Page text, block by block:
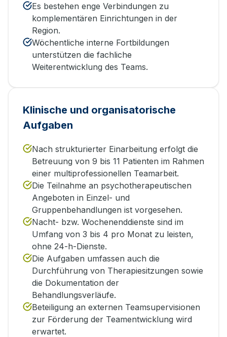
Es bestehen enge Verbindungen zu
komplementären Einrichtungen in der
Region.
Wöchentliche interne Fortbildungen
unterstützen die fachliche
Weiterentwicklung des Teams.
Klinische und organisatorische
Aufgaben
Nach strukturierter Einarbeitung erfolgt die
Betreuung von 9 bis 11 Patienten im Rahmen
einer multiprofessionellen Teamarbeit.
Die Teilnahme an psychotherapeutischen
Angeboten in Einzel- und
Gruppenbehandlungen ist vorgesehen.
Nacht- bzw. Wochenenddienste sind im
Umfang von 3 bis 4 pro Monat zu leisten,
ohne 24-h-Dienste.
Die Aufgaben umfassen auch die
Durchführung von Therapiesitzungen sowie
die Dokumentation der
Behandlungsverläufe.
Beteiligung an externen Teamsupervisionen
zur Förderung der Teamentwicklung wird
erwartet.